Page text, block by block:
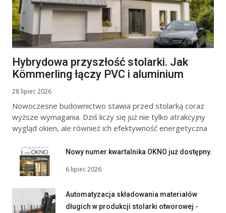
Hybrydowa przyszłość stolarki. Jak
Kömmerling łączy PVC i aluminium
28 lipiec 2026
Nowoczesne budownictwo stawia przed stolarką coraz
wyższe wymagania. Dziś liczy się już nie tylko atrakcyjny
wygląd okien, ale również ich efektywność energetyczna
Nowy numer kwartalnika OKNO już dostępny.
6 lipiec 2026
Automatyzacja składowania materiałów
długich w produkcji stolarki otworowej -